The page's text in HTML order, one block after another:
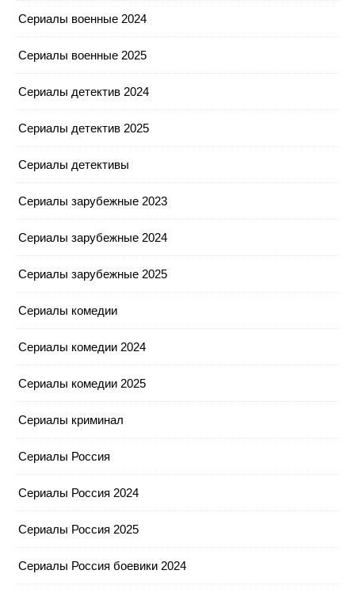
Сериалы военные 2024
Сериалы военные 2025
Сериалы детектив 2024
Сериалы детектив 2025
Сериалы детективы
Сериалы зарубежные 2023
Сериалы зарубежные 2024
Сериалы зарубежные 2025
Сериалы комедии
Сериалы комедии 2024
Сериалы комедии 2025
Сериалы криминал
Сериалы Россия
Сериалы Россия 2024
Сериалы Россия 2025
Сериалы Россия боевики 2024